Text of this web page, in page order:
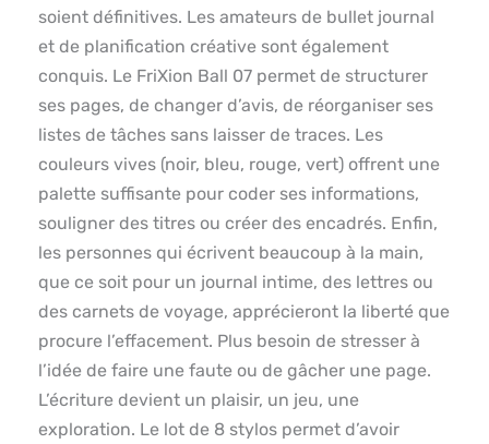
soient définitives. Les amateurs de bullet journal
et de planification créative sont également
conquis. Le FriXion Ball 07 permet de structurer
ses pages, de changer d’avis, de réorganiser ses
listes de tâches sans laisser de traces. Les
couleurs vives (noir, bleu, rouge, vert) offrent une
palette suffisante pour coder ses informations,
souligner des titres ou créer des encadrés. Enfin,
les personnes qui écrivent beaucoup à la main,
que ce soit pour un journal intime, des lettres ou
des carnets de voyage, apprécieront la liberté que
procure l’effacement. Plus besoin de stresser à
l’idée de faire une faute ou de gâcher une page.
L’écriture devient un plaisir, un jeu, une
exploration. Le lot de 8 stylos permet d’avoir